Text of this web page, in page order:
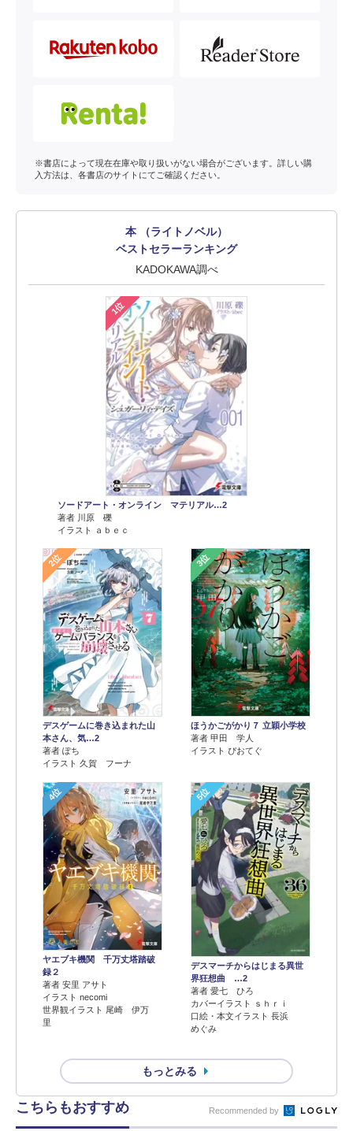
※書店によって現在在庫や取り扱いがない場合がございます。詳しい購
入方法は、各書店のサイトにてご確認ください。
本 （ライトノベル）
ベストセラーランキング
KADOKAWA調べ
1位
ソードアート・オンライン マテリアル…2
著者 川原 礫
イラスト ａｂｅｃ
2位
デスゲームに巻き込まれた山
本さん、気…2
著者 ぽち
イラスト 久賀 フーナ
3位
ほうかごがかり７ 立穎小学校
著者 甲田 学人
イラスト ぴおてぐ
4位
ヤエブキ機関 千万丈塔踏破
録２
著者 安里 アサト
イラスト necomi
世界観イラスト 尾崎 伊万
里
5位
デスマーチからはじまる異世
界狂想曲 …2
著者 愛七 ひろ
カバーイラスト ｓｈｒｉ
口絵・本文イラスト 長浜
めぐみ
もっとみる
こちらもおすすめ Recommended by